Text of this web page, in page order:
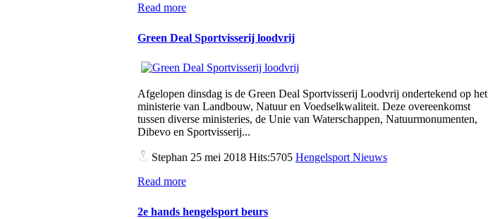
Read more
Green Deal Sportvisserij loodvrij
Afgelopen dinsdag is de Green Deal Sportvisserij Loodvrij ondertekend op het
ministerie van Landbouw, Natuur en Voedselkwaliteit. Deze overeenkomst
tussen diverse ministeries, de Unie van Waterschappen, Natuurmonumenten,
Dibevo en Sportvisserij...
Stephan 25 mei 2018 Hits:5705 Hengelsport Nieuws
Read more
2e hands hengelsport beurs